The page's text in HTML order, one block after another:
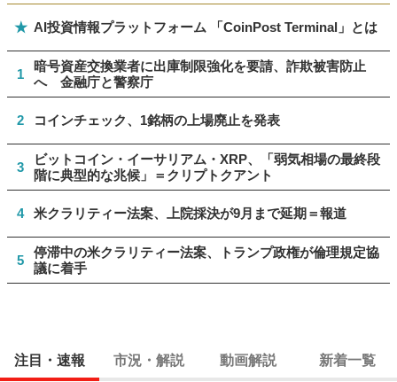
★ AI投資情報プラットフォーム 「CoinPost Terminal」とは
1
暗号資産交換業者に出庫制限強化を要請、詐欺被害防止
へ 金融庁と警察庁
2 コインチェック、1銘柄の上場廃止を発表
3
ビットコイン・イーサリアム・XRP、「弱気相場の最終段
階に典型的な兆候」＝クリプトクアント
4 米クラリティー法案、上院採決が9月まで延期＝報道
5
停滞中の米クラリティー法案、トランプ政権が倫理規定協
議に着手
注目・速報 市況・解説 動画解説 新着一覧